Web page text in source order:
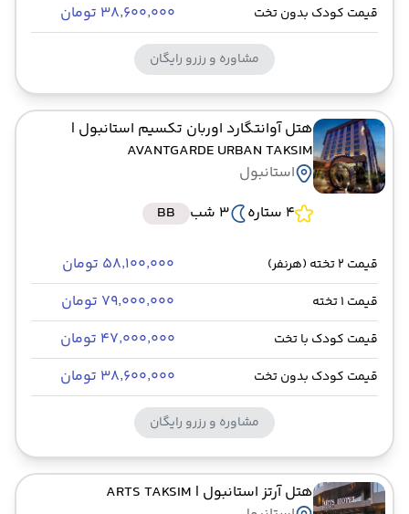
قیمت کودک بدون تخت ۳۸٬۶۰۰٬۰۰۰ تومان
مشاوره و رزرو رایگان
هتل آوانتگارد اوربان تکسیم استانبول |
AVANTGARDE URBAN TAKSIM
استانبول
4 ستاره
3 شب BB
قیمت 2 تخته (هرنفر) ۵۸٬۱۰۰٬۰۰۰ تومان
قیمت 1 تخته ۷۹٬۰۰۰٬۰۰۰ تومان
قیمت کودک با تخت ۴۷٬۰۰۰٬۰۰۰ تومان
قیمت کودک بدون تخت ۳۸٬۶۰۰٬۰۰۰ تومان
مشاوره و رزرو رایگان
هتل آرتز استانبول | ARTS TAKSIM